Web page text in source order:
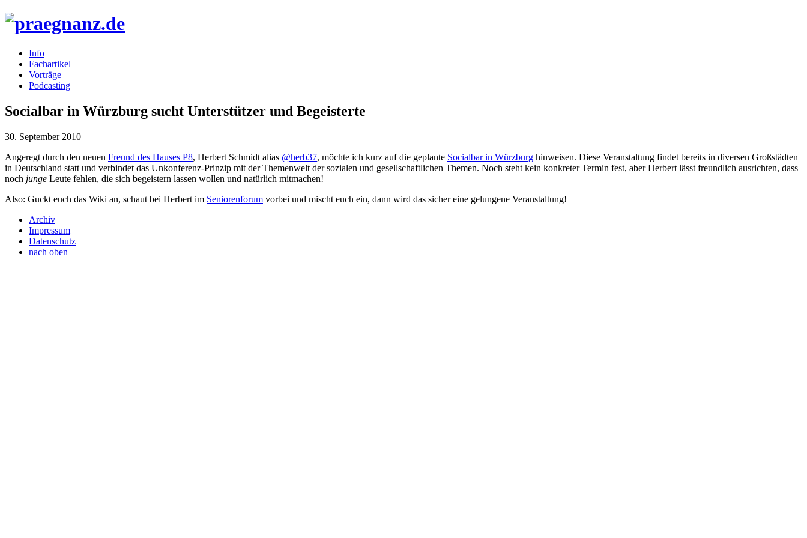
Info
Fachartikel
Vorträge
Podcasting
Socialbar in Würzburg sucht Unterstützer und Begeisterte
30. September 2010
Angeregt durch den neuen Freund des Hauses P8, Herbert Schmidt alias @herb37, möchte ich kurz auf die geplante Socialbar in Würzburg hinweisen. Diese Veranstaltung findet bereits in diversen Großstädten
in Deutschland statt und verbindet das Unkonferenz-Prinzip mit der Themenwelt der sozialen und gesellschaftlichen Themen. Noch steht kein konkreter Termin fest, aber Herbert lässt freundlich ausrichten, dass
noch junge Leute fehlen, die sich begeistern lassen wollen und natürlich mitmachen!
Also: Guckt euch das Wiki an, schaut bei Herbert im Seniorenforum vorbei und mischt euch ein, dann wird das sicher eine gelungene Veranstaltung!
Archiv
Impressum
Datenschutz
nach oben